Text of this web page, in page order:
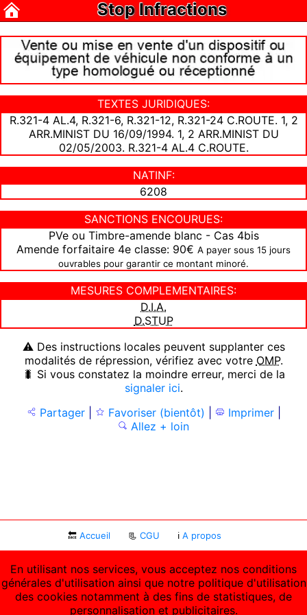
Stop Infractions
TEXTES JURIDIQUES:
R.321-4 AL.4, R.321-6, R.321-12, R.321-24 C.ROUTE. 1, 2
ARR.MINIST DU 16/09/1994. 1, 2 ARR.MINIST DU
02/05/2003. R.321-4 AL.4 C.ROUTE.
NATINF:
6208
SANCTIONS ENCOURUES:
PVe ou Timbre-amende blanc - Cas 4bis
Amende forfaitaire 4e classe: 90€ A payer sous 15 jours
ouvrables pour garantir ce montant minoré.
MESURES COMPLEMENTAIRES:
D.I.A.
D.STUP
⚠ Des instructions locales peuvent supplanter ces
modalités de répression, vérifiez avec votre OMP.
🐛 Si vous constatez la moindre erreur, merci de la
signaler ici.
Partager| Favoriser (bientôt) Imprimer|
Allez + loin
🔙 Accueil 📃 CGU ℹ A propos
En utilisant nos services, vous acceptez nos conditions
générales d'utilisation ainsi que notre politique d'utilisation
des cookies notamment à des fins de statistiques, de
personnalisation et publicitaires.